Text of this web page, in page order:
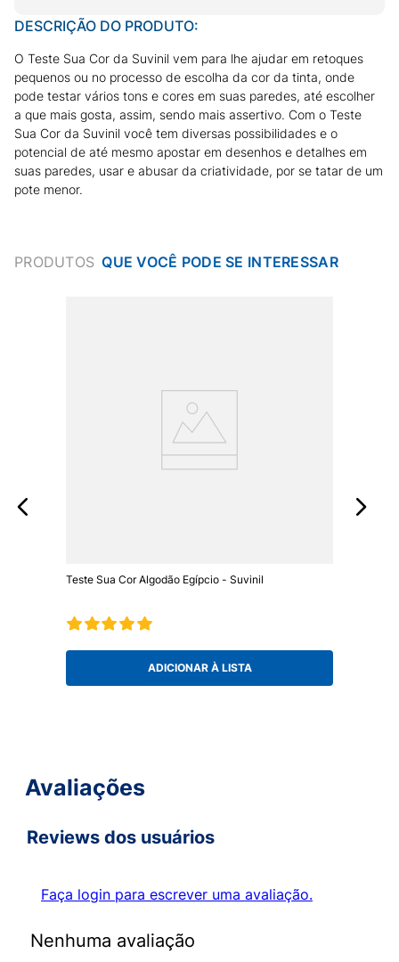
DESCRIÇÃO DO PRODUTO:
O Teste Sua Cor da Suvinil vem para lhe ajudar em retoques
pequenos ou no processo de escolha da cor da tinta, onde
pode testar vários tons e cores em suas paredes, até escolher
a que mais gosta, assim, sendo mais assertivo. Com o Teste
Sua Cor da Suvinil você tem diversas possibilidades e o
potencial de até mesmo apostar em desenhos e detalhes em
suas paredes, usar e abusar da criatividade, por se tatar de um
pote menor.
PRODUTOS
Teste Sua Cor Algodão Egípcio - Suvinil
ADICIONAR À LISTA
Avaliações
Reviews dos usuários
Faça login para escrever uma avaliação.
Nenhuma avaliação